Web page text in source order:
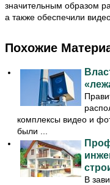
значительным образом
а также обеспечили
Похожие
комплексы видео и
были ...
В